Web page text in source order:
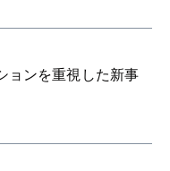
ョンを重視した新事